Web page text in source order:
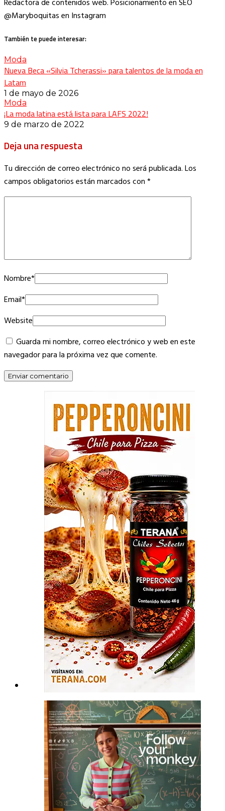
Redactora de contenidos web. Posicionamiento en SEO
@Maryboquitas en Instagram
También te puede interesar:
Moda
Nueva Beca «Silvia Tcherassi» para talentos de la moda en
Latam
1 de mayo de 2026
Moda
¡La moda latina está lista para LAFS 2022!
9 de marzo de 2022
Deja una respuesta
Tu dirección de correo electrónico no será publicada.Los
campos obligatorios están marcados con*
Nombre*
Email*
Website
Guarda mi nombre, correo electrónico y web en este
navegador para la próxima vez que comente.